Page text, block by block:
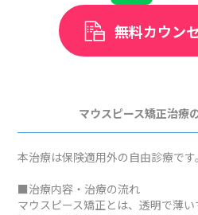
無料カウン
マウスピース矯正治療
本治療は保険適用外の自由診療です。
■治療内容・治療の流れ
マウスピース矯正とは、透明で薄